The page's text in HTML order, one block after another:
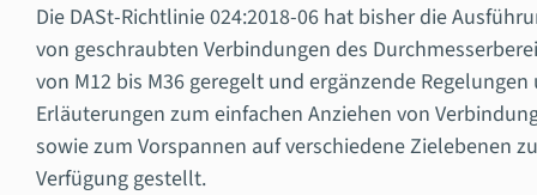
Die DASt-Richtlinie 024:2018-06 hat bisher die
von geschraubten Verbindungen des
von M12 bis M36 geregelt und ergänzende Regelungen
Erläuterungen zum einfachen Anziehen von
sowie zum Vorspannen auf verschiedene Zielebenen
Verfügung gestellt.